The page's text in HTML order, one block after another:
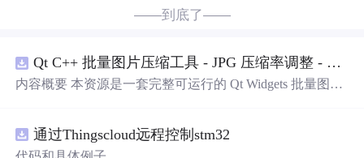
——到底了——
Qt C++ 批量图片压缩工具 - JPG 压缩率调整 - 批量修改分辨率 - 本地图片批处理（源码）
内容概要 本资源是一套完整可运行的 Qt Widgets 批量图片
张图片、直接读取整个文件夹内所有 JPG/PNG 图像，可自
定义输出图片分辨率、调节 JPG0~100 区间压缩质量，自
通过Thingscloud远程控制stm32